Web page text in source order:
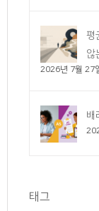
평
않
2026년 7월 27
배
태그